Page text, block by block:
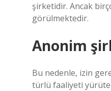
şirketidir. Ancak
görülmektedir.
Anonim
Bu nedenle, izin
türlü faaliyeti